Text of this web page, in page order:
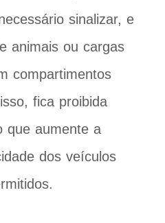
sinalizar, e
animais ou cargas
compartimentos
fica proibida
que aumente a
dos veículos